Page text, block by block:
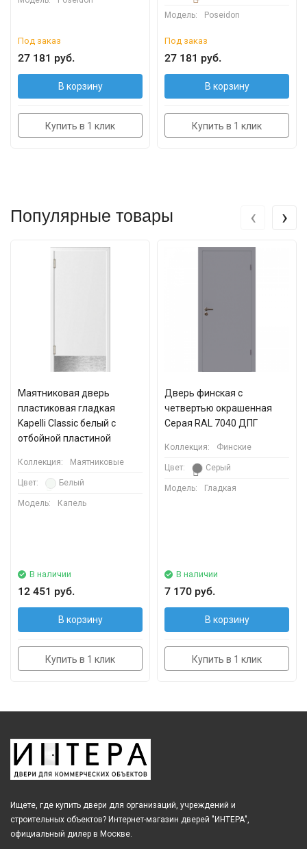
Под заказ
27 181 руб.
В корзину
Купить в 1 клик
Модель: Poseidon
Под заказ
27 181 руб.
В корзину
Купить в 1 клик
Популярные товары
Маятниковая дверь
пластиковая гладкая
Kapelli Classic белый с
отбойной пластиной
Коллекция: Маятниковые
Цвет: Белый
Модель: Капель
В наличии
12 451 руб.
В корзину
Купить в 1 клик
Дверь финская с
четвертью окрашенная
Серая RAL 7040 ДПГ
Коллекция: Финские
Цвет: Серый
Модель: Гладкая
В наличии
7 170 руб.
В корзину
Купить в 1 клик
‹ ›
Ищете, где купить двери для организаций, учреждений и
строительных объектов? Интернет-магазин дверей "ИНТЕРА",
официальный дилер в Москве.